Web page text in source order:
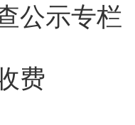
公示专栏
费